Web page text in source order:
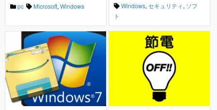
pc Microsoft, Windows
Windows, セキュリティ, ソフ
ト